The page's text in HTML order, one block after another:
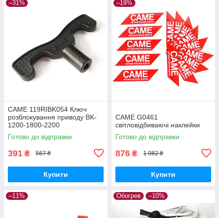
–31%
CAME 119RIBK054 Ключ
розблокування приводу BK-
1200-1800-2200
Готово до відправки
391 ₴ 567 ₴
Купити
–19%
CAME G0461
світловідбиваючі наклейки
Готово до відправки
876 ₴ 1 082 ₴
Купити
–11% Обогрев –10%